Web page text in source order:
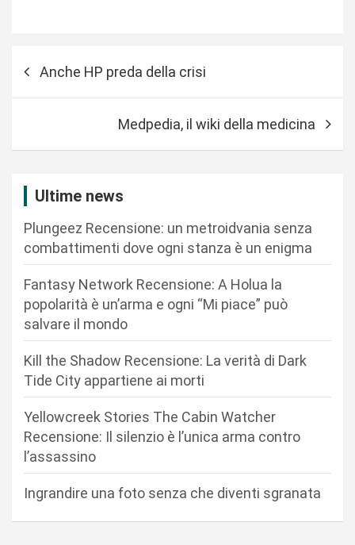
i
Anche HP preda della crisi
Medpedia, il wiki della medicina
Ultime news
Plungeez Recensione: un metroidvania senza
combattimenti dove ogni stanza è un enigma
Fantasy Network Recensione: A Holua la
popolarità è un’arma e ogni “Mi piace” può
salvare il mondo
Kill the Shadow Recensione: La verità di Dark
Tide City appartiene ai morti
Yellowcreek Stories The Cabin Watcher
Recensione: Il silenzio è l’unica arma contro
l’assassino
Ingrandire una foto senza che diventi sgranata